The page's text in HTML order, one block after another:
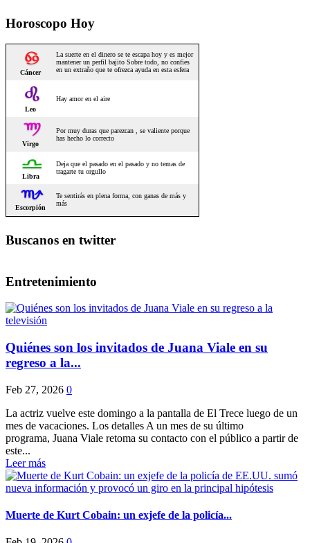
Horoscopo Hoy
Buscanos en twitter
Entretenimiento
Quiénes son los invitados de Juana Viale en su
regreso a la...
Feb 27, 2026 0
La actriz vuelve este domingo a la pantalla de El Trece luego de un
mes de vacaciones. Los detalles A un mes de su último
programa, Juana Viale retoma su contacto con el público a partir de
este...
Leer más
Muerte de Kurt Cobain: un exjefe de la policía...